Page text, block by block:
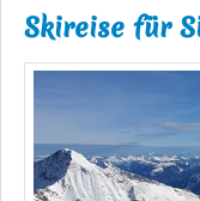
Skireise für